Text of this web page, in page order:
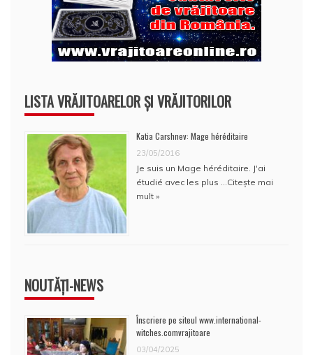
LISTA VRĂJITOARELOR ȘI VRĂJITORILOR
Katia Carshnev: Mage héréditaire
23/05/2016
Je suis un Mage héréditaire. J'ai
étudié avec les plus …Citește mai
mult »
NOUTĂȚI-NEWS
Înscriere pe siteul www.international-
witches.comvrajitoare
03/04/2025